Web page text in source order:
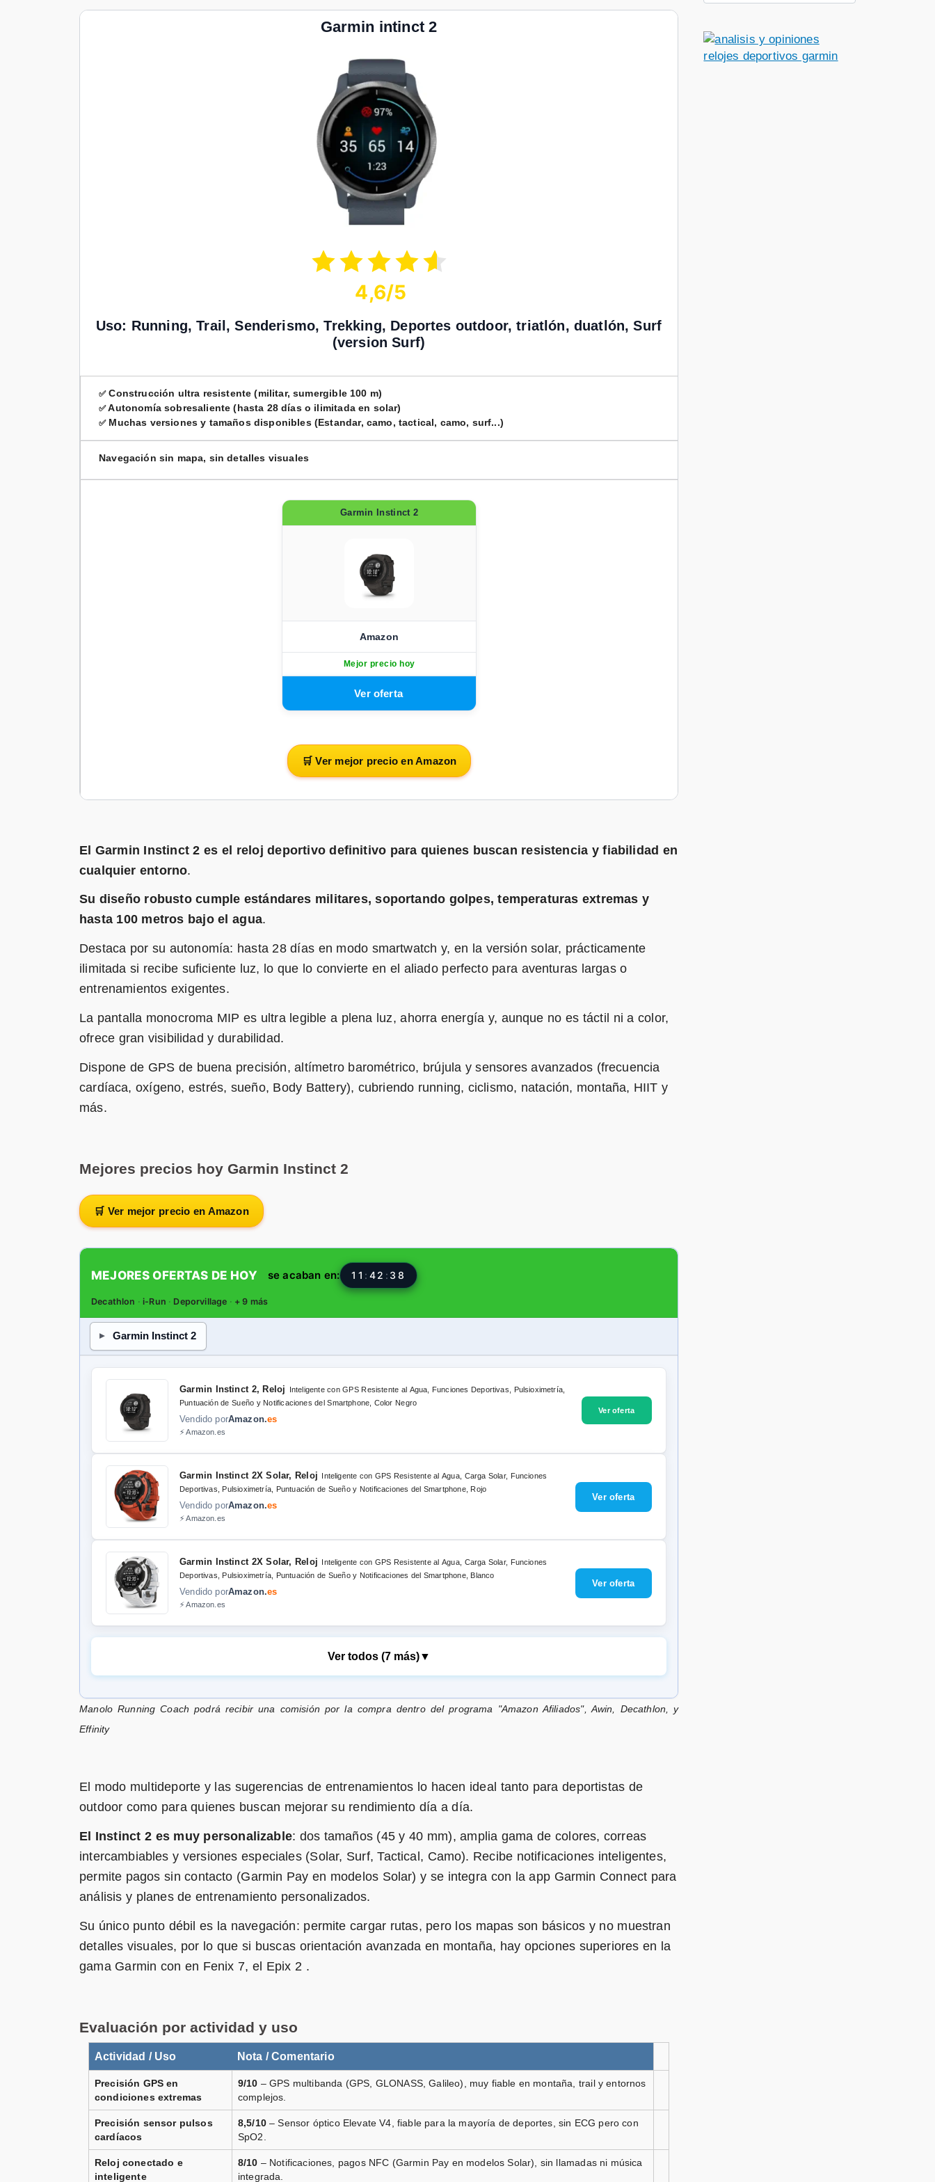
Garmin intinct 2
4,6/5
Uso: Running, Trail, Senderismo, Trekking, Deportes outdoor, triatlón, duatlón, Surf
(version Surf)
✅Construcción ultra resistente (militar, sumergible 100 m)
✅Autonomía sobresaliente (hasta 28 días o ilimitada en solar)
✅ Muchas versiones y tamaños disponibles (Estandar, camo, tactical, camo, surf...)
Navegación sin mapa, sin detalles visuales
Garmin Instinct 2
Amazon
Mejor precio hoy
🛒 Ver mejor precio en Amazon
El Garmin Instinct 2 es el reloj deportivo definitivo para quienes buscan resistencia y fiabilidad en
cualquier entorno.
Su diseño robusto cumple estándares militares, soportando golpes, temperaturas extremas y
hasta 100 metros bajo el agua.
Destaca por su autonomía: hasta 28 días en modo smartwatch y, en la versión solar, prácticamente
ilimitada si recibe suficiente luz, lo que lo convierte en el aliado perfecto para aventuras largas o
entrenamientos exigentes.
La pantalla monocroma MIP es ultra legible a plena luz, ahorra energía y, aunque no es táctil ni a color,
ofrece gran visibilidad y durabilidad.
Dispone de GPS de buena precisión, altímetro barométrico, brújula y sensores avanzados (frecuencia
cardíaca, oxígeno, estrés, sueño, Body Battery), cubriendo running, ciclismo, natación, montaña, HIIT y
más.
Mejores precios hoy Garmin Instinct 2
🛒 Ver mejor precio en Amazon
MEJORES OFERTAS DE HOY se acaban en: 11 : 42 : 37
Decathlon ·i-Run · Deporvillage · + 9 más
Garmin Instinct 2
Garmin Instinct 2, Reloj
Inteligente con GPS Resistente al Agua, Funciones Deportivas, Pulsioximetría,
Puntuación de Sueño y Notificaciones del Smartphone, Color Negro
Vendido porAmazon.es
⚡ Amazon.es
Garmin Instinct 2X Solar, Reloj Inteligente con GPS Resistente al Agua, Carga Solar, Funciones
Deportivas, Pulsioximetría, Puntuación de Sueño y Notificaciones del Smartphone, Rojo
Vendido porAmazon.es
⚡ Amazon.es
Garmin Instinct 2X Solar, Reloj Inteligente con GPS Resistente al Agua, Carga Solar, Funciones
Deportivas, Pulsioximetría, Puntuación de Sueño y Notificaciones del Smartphone, Blanco
Vendido porAmazon.es
⚡ Amazon.es
Ver todos (7 más)▼
Garmin Instinct 2 Solar Tactical,
Reloj Inteligente con GPS Resistente al Agua, Carga Solar,
Garmin Instinct 2X Solar Tactical,
Reloj Inteligente con GPS Resistente al Agua, Carga Solar,
Funciones Tacticas y Deportivas, Pulsioximetría, Notificaciones del Smartphone, Marrón
⚡ Amazon.es
Garmin Instinct 2X Solar Tactical,
Reloj Inteligente con GPS Resistente al Agua, Carga Solar,
Funciones Tacticas y Deportivas, Pulsioximetría, Notificaciones del Smartphone, Negro
⚡ Amazon.es
Garmin Instinct 2X Solar rojo
Garmin Instinct 2X Solar Tactical negro
📦 72h · 🚚 Gratis >49€ · 🔄 30 días
Garmin Instinct 2X Solar negro
Vendido por
Manolo Running Coach podrá recibir una comisión por la compra dentro del programa "Amazon Afiliados", Awin, Decathlon, y
Effinity
El modo multideporte y las sugerencias de entrenamientos lo hacen ideal tanto para deportistas de
outdoor como para quienes buscan mejorar su rendimiento día a día.
El Instinct 2 es muy personalizable: dos tamaños (45 y 40 mm), amplia gama de colores, correas
intercambiables y versiones especiales (Solar, Surf, Tactical, Camo). Recibe notificaciones inteligentes,
permite pagos sin contacto (Garmin Pay en modelos Solar) y se integra con la app Garmin Connect para
análisis y planes de entrenamiento personalizados.
Su único punto débil es la navegación: permite cargar rutas, pero los mapas son básicos y no muestran
detalles visuales, por lo que si buscas orientación avanzada en montaña, hay opciones superiores en la
gama Garmin con en Fenix 7, el Epix 2 .
Evaluación por actividad y uso
Actividad / Uso Nota / Comentario
Precisión GPS en
condiciones extremas
9/10 – GPS multibanda (GPS, GLONASS, Galileo), muy fiable en montaña, trail y entornos
complejos.
Precisión sensor pulsos
cardíacos
8,5/10– Sensor óptico Elevate V4, fiable para la mayoría de deportes, sin ECG pero con
SpO2.
Reloj conectado e
inteligente
8/10 – Notificaciones, pagos NFC (Garmin Pay en modelos Solar), sin llamadas ni música
integrada.